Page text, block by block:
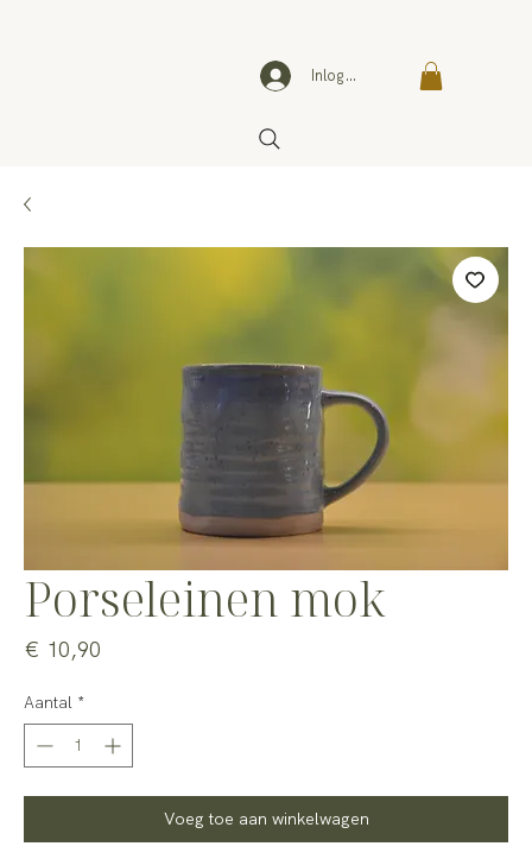
Inloggen
Porseleinen mok
€ 10,90
Aantal *
Voeg toe aan winkelwagen